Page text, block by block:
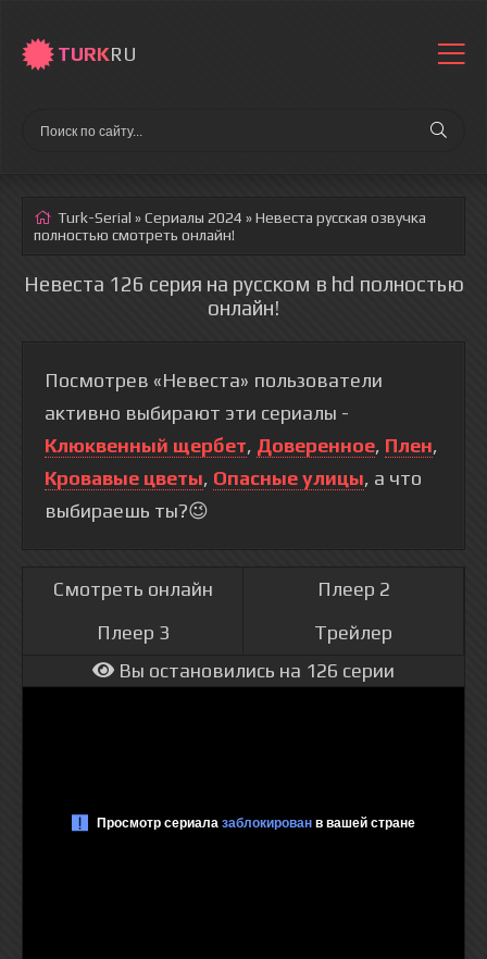
TURKRU
Turk-Serial »Сериалы 2024 » Невеста русская озвучка
полностью смотреть онлайн!
Невеста 126 серия на русском в hd полностью
онлайн!
Посмотрев «Невеста» пользователи
активно выбирают эти сериалы -
Клюквенный щербет, Доверенное, Плен,
Кровавые цветы, Опасные улицы, а что
выбираешь ты?😉
Смотреть онлайн
Плеер 2
Плеер 3
Трейлер
Вы остановились на 126 серии